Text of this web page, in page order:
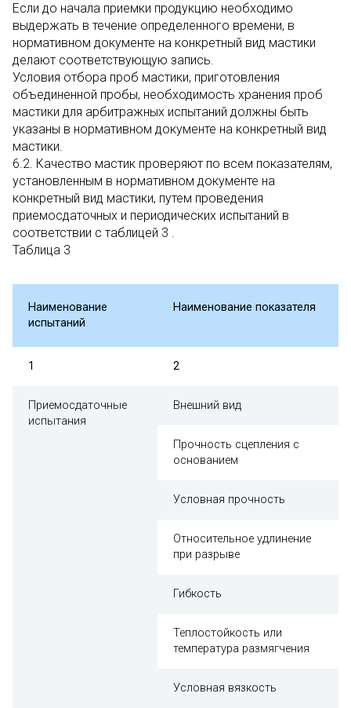
Если до начала приемки продукцию необходимо
выдержать в течение определенного времени, в
нормативном документе на конкретный вид мастики
делают соответствующую запись.
Условия отбора проб мастики, приготовления
объединенной пробы, необходимость хранения проб
мастики для арбитражных испытаний должны быть
указаны в нормативном документе на конкретный вид
мастики.
6.2. Качество мастик проверяют по всем показателям,
установленным в нормативном документе на
конкретный вид мастики, путем проведения
приемосдаточных и периодических испытаний в
соответствии с таблицей 3 .
Таблица 3
Наименование
испытаний
Наименование показателя
1 2
Приемосдаточные
испытания
Внешний вид
Прочность сцепления с
основанием
Условная прочность
Относительное удлинение
при разрыве
Гибкость
Теплостойкость или
температура размягчения
Условная вязкость